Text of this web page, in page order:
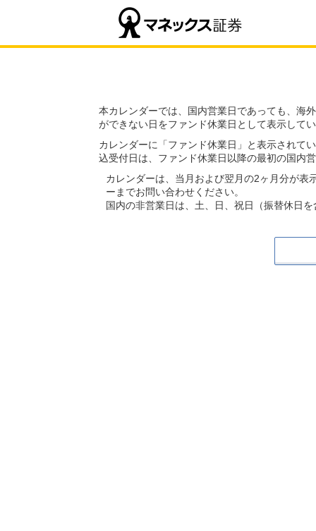
本カレンダーでは、国内営業日であっても、海
ができない日をファンド休業日として表示して
カレンダーに「ファンド休業日」と表示されて
込受付日は、ファンド休業日以降の最初の国内
カレンダーは、当月および翌月の2ヶ月分が表
ーまでお問い合わせください。
国内の非営業日は、土、日、祝日（振替休日